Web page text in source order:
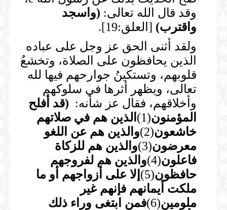
وقد قال الله تعالى: (واسجد
واقترب) [العلق:19].
ولقد أثنى الحق عز وجل على عباده
الذين يحافظون على الصلاة، وتخشعُ
قلوبهم، وتستكينُ جوارحهم فيها لله
تعالى، ويظهر أثرها في سلوكهم
وأخلاقهم، فقال عز شأنه: (قد أفلح
المؤمنون(1) الذين هم في صلاتهم
خاشعون(2)
والذين هم عن اللغو
معرضون(3)
والذين هم للزكاة
فاعلون(4)
والذين هم لفروجهم
حافظون(5)
إلا على أزواجهم أو ما
ملكت أيمانهم فإنهم غير
ملومين(6)
فمن ابتغى وراء ذلك